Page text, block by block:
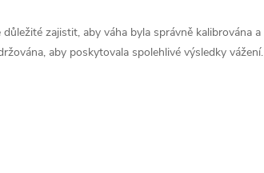
důležité zajistit, aby váha byla správně kalibrována a
aby poskytovala spolehlivé výsledky vážení.